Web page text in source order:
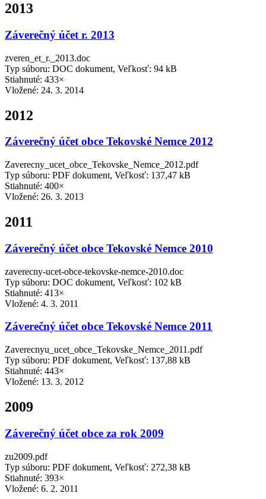
2013
Záverečný účet r. 2013
zveren_et_r._2013.doc
Typ súboru: DOC dokument, Veľkosť: 94 kB
Stiahnuté: 433×
Vložené: 24. 3. 2014
2012
Záverečný účet obce Tekovské Nemce 2012
Zaverecny_ucet_obce_Tekovske_Nemce_2012.pdf
Typ súboru: PDF dokument, Veľkosť: 137,47 kB
Stiahnuté: 400×
Vložené: 26. 3. 2013
2011
Záverečný účet obce Tekovské Nemce 2010
zaverecny-ucet-obce-tekovske-nemce-2010.doc
Typ súboru: DOC dokument, Veľkosť: 102 kB
Stiahnuté: 413×
Vložené: 4. 3. 2011
Záverečný účet obce Tekovské Nemce 2011
Zaverecnyu_ucet_obce_Tekovske_Nemce_2011.pdf
Typ súboru: PDF dokument, Veľkosť: 137,88 kB
Stiahnuté: 443×
Vložené: 13. 3. 2012
2009
Záverečný účet obce za rok 2009
zu2009.pdf
Typ súboru: PDF dokument, Veľkosť: 272,38 kB
Stiahnuté: 393×
Vložené: 6. 2. 2011